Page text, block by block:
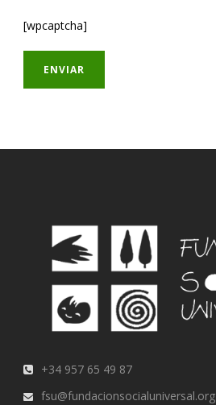
[wpcaptcha]
+34 957 65 49 87
fsu@fundacionsocialuniversal.org